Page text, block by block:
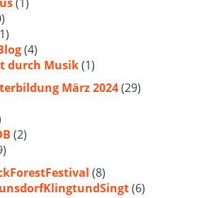
(4)
durch Musik(1)
März 2024(29)
(2)
(8)
(6)